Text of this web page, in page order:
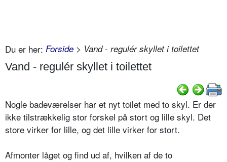
Du er her: Forside > Vand - regulér skyllet i toilettet
Vand - regulér skyllet i toilettet
Nogle badeværelser har et nyt toilet med to skyl. Er der
ikke tilstrækkelig stor forskel på stort og lille skyl. Det
store virker for lille, og det lille virker for stort.
Afmonter låget og find ud af, hvilken af de to